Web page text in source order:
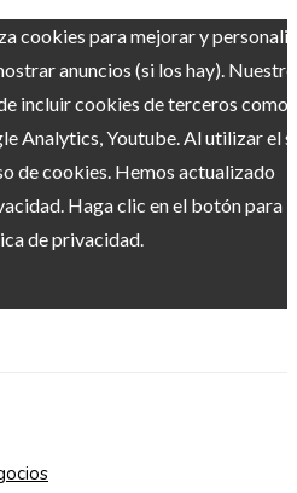
cookies para mejorar y
anuncios (si los hay). Nuestro
incluir cookies de terceros como
Analytics, Youtube. Al utilizar el
de cookies. Hemos actualizado
Haga clic en el botón para
de privacidad.